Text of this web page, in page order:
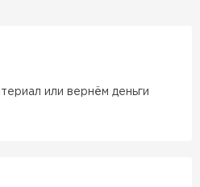
или вернём деньги